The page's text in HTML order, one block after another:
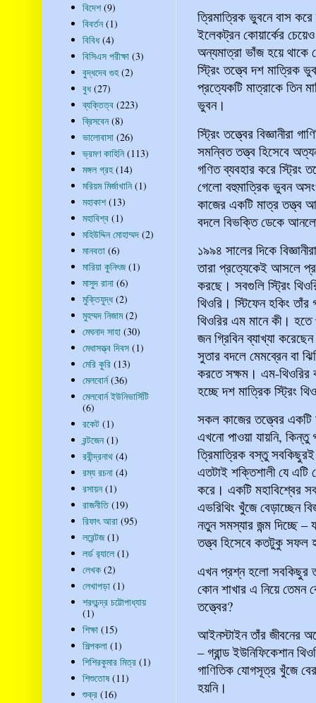
ত্রিমাত্রিক ভুবনে বাস
ইলেকট্রন কোয়ার্কের
অন্যমাত্রা ভাঁজ হয়ে থাকে
স্ট্রিং তত্ত্বে দশ মাত্রিক
প্রত্যেকটি মাত্রাকে তিন
ভুবন।
স্ট্রিং তত্ত্বের বিজ্ঞানীরা
সমন্বিত তত্ত্ব হিসেবে
গণিত ব্যবহার করে
গেলো বহুমাত্রিক ভুবন
কাজের একটি মাত্র তত্ত্ব
বদলে বিভক্তি ডেকে
১৯৯৪ সালের দিকে
তারা প্রত্যেকেই আসলে
করছে। সবগুলি স্ট্রিং
থিওরি। স্টিফেন হকিং
থিওরির এম মানে কী। হতে
জন গ্রিবিন ব্যাখ্যা
সুতার বদলে মেমব্রেন বা
করতে সক্ষম। এম-থিওরির
হচ্ছে দশ মাত্রিক স্ট্রিং
সকল কাজের তত্ত্বের একটি
এখনো পাওয়া যায়নি, কিন্তু
ত্রিমাত্রিক বস্তু সবকিছুরই
এতটাই শক্তিশালী যে এটি
করে। একটি মহাবিশ্বের
এভরিথিং খুঁজে বেড়াচ্ছেন
নতুন সমস্যার জন্ম দিচ্ছে
তত্ত্ব হিসেবে কতটুকু সফল
এখন প্রশ্ন হলো সবকিছুর
কোন শাখার এ নিয়ে তেমন
তত্ত্বের?
আইনস্টাইন তাঁর জীবনের
– গ্রান্ড ইউনিফিকেশান
গাণিতিক যোগসূত্র খুঁজে
হয়নি।
বিদেশ (9)
বিবর্তন (1)
বিবিধ (4)
বিসিএস পরীক্ষা (3)
বুদ্ধদেব গুহ (2)
বুধ (27)
ব্যক্তিত্ব (223)
ব্রিসবেন (8)
ভালোবাসা (26)
ভ্রমণ কাহিনি (113)
মঙ্গল গ্রহ (14)
মরিয়ম মির্জাখানি (1)
মহাকাশ (13)
মহাবিশ্ব (1)
মহিউদ্দিন মোহাম্মদ (2)
মানবতা (6)
মারিয়া কুনিৎজ (1)
মাসুদ রানা (6)
মুক্তিযুদ্ধ (2)
মুহম্মদ নিজাম (2)
মেঘনাদ সাহা (30)
মেধাসত্ত্ব দিবস (1)
মেরি কুরি (13)
মেলবোর্ন (36)
মেলবোর্ন ইউনিভার্সিটি
(6)
রকেট (1)
রন্টজেন (1)
রবীন্দ্রনাথ (4)
রম্য রচনা (4)
রসায়ন (1)
রাজনীতি (19)
রিফাৎ আরা (95)
লরেন্টজ (1)
লর্ড র‍্যালে (1)
লেখক (2)
লেখাপড়া (1)
শরৎচন্দ্র চট্টোপাধ্যায়
(1)
শিক্ষা (15)
শিল্পকলা (1)
শিশিরকুমার মিত্র (1)
শিশুতোষ (11)
শুক্র (16)